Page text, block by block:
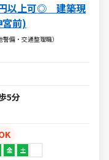
以上可◎ 建築現
前)
備・交通整理職）
5分
金 土